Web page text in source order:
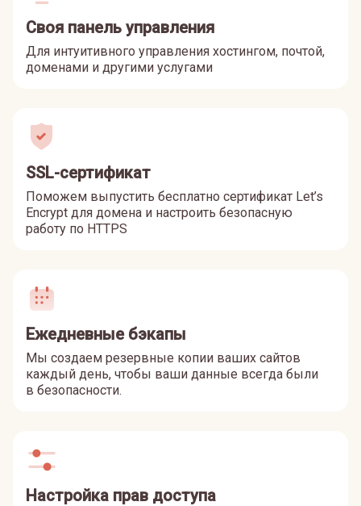
Своя панель управления
Для интуитивного управления хостингом, почтой,
доменами и другими услугами
SSL-сертификат
Поможем выпустить бесплатно сертификат Let’s
Encrypt для домена и настроить безопасную
работу по HTTPS
Ежедневные бэкапы
Мы создаем резервные копии ваших сайтов
каждый день, чтобы ваши данные всегда были
в безопасности.
Настройка прав доступа